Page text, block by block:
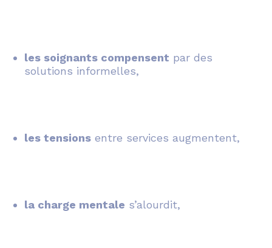
les soignants compensent par des
solutions informelles,
les tensions entre services augmentent,
la charge mentale s’alourdit,